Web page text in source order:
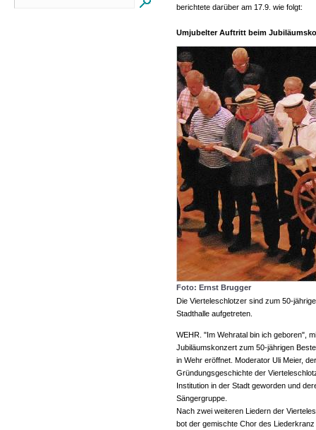
berichtete darüber am 17.9. wie folgt:
Umjubelter Auftritt beim
Foto: Ernst Brugger
Die Vierteleschlotzer sind zum 50-
Stadthalle aufgetreten.
WEHR. "Im Wehratal bin ich geboren",
Jubiläumskonzert zum 50-jährigen
in Wehr eröffnet. Moderator Uli Meier,
Gründungsgeschichte der
Institution in der Stadt geworden und
Sängergruppe.
Nach zwei weiteren Liedern der
bot der gemischte Chor des